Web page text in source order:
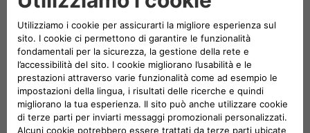
0578 228130
massimo.sasso@automobilisacar.com